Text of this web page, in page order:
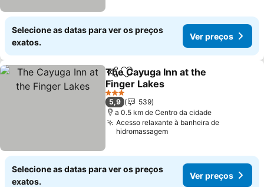
Selecione as datas para ver os preços
exatos.
Ver preços
PartilharAdicionar aos favoritos
The Cayuga Inn at the
Finger Lakes
Ver preços
3 Estrelas
5,9
539
a 0.5 km de Centro da cidade
Acesso relaxante à banheira de
hidromassagem
Selecione as datas para ver os preços
exatos.
Ver preços